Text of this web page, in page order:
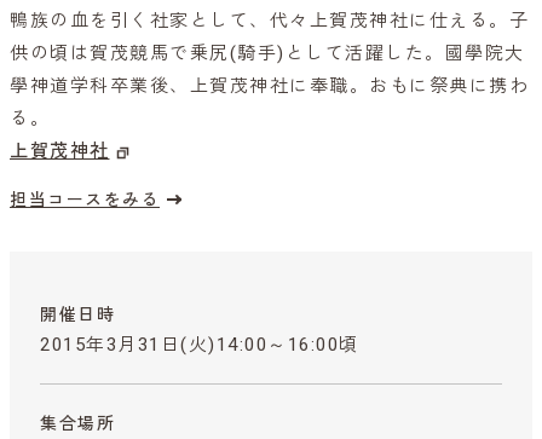
鴨族の血を引く社家として、代々上賀茂神社に仕える。子
供の頃は賀茂競馬で乗尻(騎手)として活躍した。國學院大
學神道学科卒業後、上賀茂神社に奉職。おもに祭典に携わ
る。
上賀茂神社
担当コースをみる
開催日時
2015年3月31日(火)14:00～16:00頃
集合場所